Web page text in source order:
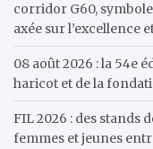
corridor G60,
axée sur l’excellence
08 août 2026 : la 54e
haricot et de la
FIL 2026 : des stands
femmes et jeunes